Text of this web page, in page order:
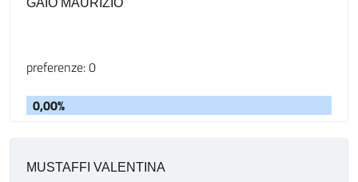
GAIO MAURIZIO
preferenze: 0
0,00%
MUSTAFFI VALENTINA